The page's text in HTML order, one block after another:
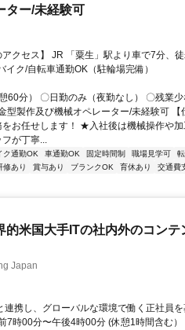
ター/未経験可
アクセス】 JR 「粟生」駅より車で7分、
ク/自転車通勤OK（駐輪場完備）
60分） 〇日勤のみ（夜勤なし） 〇残業少
型製作及び機械オペレーター/未経験可 【
お任せします！ ★入社後は機械操作や
が丁寧...
ク通勤OK 車通勤OK 固定時間制 職場見学可
修あり 賞与あり ブランクOK 育休あり
交通費
的米国大手ITの社内外のコン
Japan
携し、グローバルな環境で働く正社員
7時00分〜午後4時00分 (休憩1時間含む）